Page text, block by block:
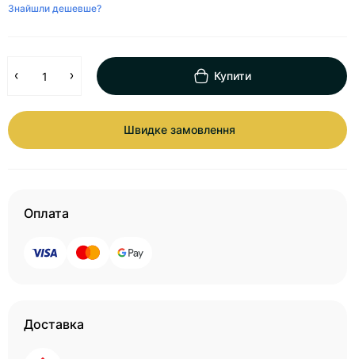
Знайшли дешевше?
Купити
Швидке замовлення
Оплата
Доставка